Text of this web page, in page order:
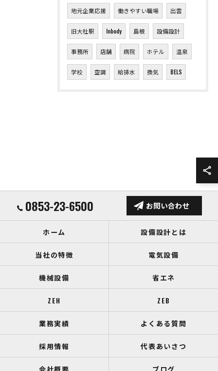
地元企業応援 働きやすい職場 出雲
旧大社駅 Inbody 島根 設備設計
事務所 店舗 病院 ホテル 温泉
学校 空調 給排水 換気 BELS
0853-23-6500 お問い合わせ
ホーム 設備設計とは
当社の特徴 電気設備
機械設備 省エネ
ZEH ZEB
業務実績 よくある質問
採用情報 代表あいさつ
会社概要 ブログ